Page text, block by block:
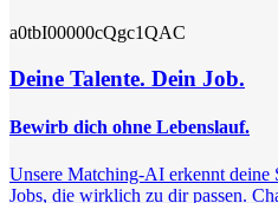
a0tbI00000cQgc1QAC
Deine Talente. Dein Job.
Bewirb dich ohne Lebenslauf.
Unsere Matching-AI erkennt deine
Jobs, die wirklich zu dir passen.